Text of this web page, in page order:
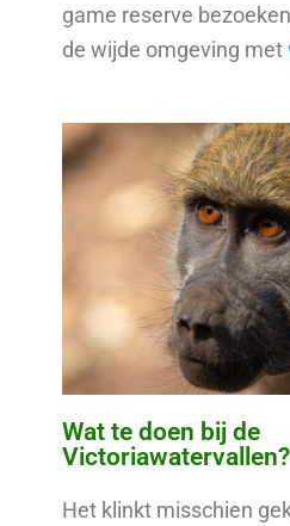
game reserve
de wijde omgeving met
Wat te doen bij de
Victoriawatervallen?
Het klinkt misschien